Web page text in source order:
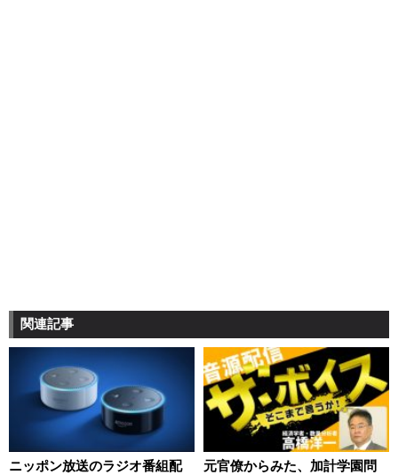
関連記事
ニッポン放送のラジオ番組配
元官僚からみた、加計学園問